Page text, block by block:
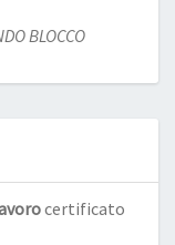
BLOCCO
certificato